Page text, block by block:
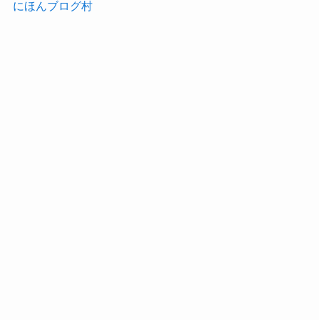
にほんブログ村